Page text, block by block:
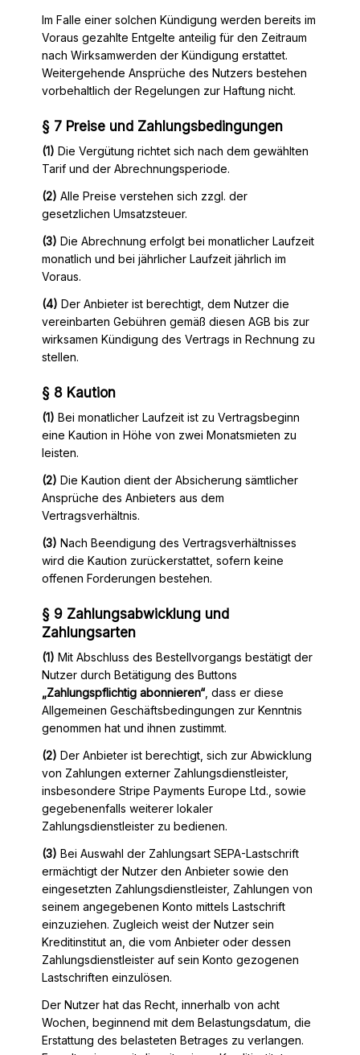
Im Falle einer solchen Kündigung werden bereits im
Voraus gezahlte Entgelte anteilig für den Zeitraum
nach Wirksamwerden der Kündigung erstattet.
Weitergehende Ansprüche des Nutzers bestehen
vorbehaltlich der Regelungen zur Haftung nicht.
§ 7 Preise und Zahlungsbedingungen
(1) Die Vergütung richtet sich nach dem gewählten
Tarif und der Abrechnungsperiode.
(2) Alle Preise verstehen sich zzgl. der
gesetzlichen Umsatzsteuer.
(3) Die Abrechnung erfolgt bei monatlicher Laufzeit
monatlich und bei jährlicher Laufzeit jährlich im
Voraus.
(4) Der Anbieter ist berechtigt, dem Nutzer die
vereinbarten Gebühren gemäß diesen AGB bis zur
wirksamen Kündigung des Vertrags in Rechnung zu
stellen.
§ 8 Kaution
(1) Bei monatlicher Laufzeit ist zu Vertragsbeginn
eine Kaution in Höhe von zwei Monatsmieten zu
leisten.
(2) Die Kaution dient der Absicherung sämtlicher
Ansprüche des Anbieters aus dem
Vertragsverhältnis.
(3) Nach Beendigung des Vertragsverhältnisses
wird die Kaution zurückerstattet, sofern keine
offenen Forderungen bestehen.
§ 9 Zahlungsabwicklung und
Zahlungsarten
(1) Mit Abschluss des Bestellvorgangs bestätigt der
Nutzer durch Betätigung des Buttons
„Zahlungspflichtig abonnieren“, dass er diese
Allgemeinen Geschäftsbedingungen zur Kenntnis
genommen hat und ihnen zustimmt.
(2) Der Anbieter ist berechtigt, sich zur Abwicklung
von Zahlungen externer Zahlungsdienstleister,
insbesondere Stripe Payments Europe Ltd., sowie
gegebenenfalls weiterer lokaler
Zahlungsdienstleister zu bedienen.
(3) Bei Auswahl der Zahlungsart SEPA-Lastschrift
ermächtigt der Nutzer den Anbieter sowie den
eingesetzten Zahlungsdienstleister, Zahlungen von
seinem angegebenen Konto mittels Lastschrift
einzuziehen. Zugleich weist der Nutzer sein
Kreditinstitut an, die vom Anbieter oder dessen
Zahlungsdienstleister auf sein Konto gezogenen
Lastschriften einzulösen.
Der Nutzer hat das Recht, innerhalb von acht
Wochen, beginnend mit dem Belastungsdatum, die
Erstattung des belasteten Betrages zu verlangen.